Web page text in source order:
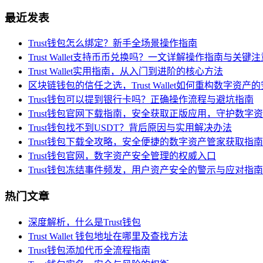
最近发表
Trust钱包怎么绑定？新手全场景操作指南
Trust Wallet支持币币兑换吗？一文详解操作指南与关键注
Trust Wallet实用指南，从入门到进阶的核心方法
区块链钱包的信任之选，Trust Wallet如何重构数字资产
Trust钱包可以提到银行卡吗？正确操作流程与避坑指南
Trust钱包官网下载指南，安全获取正版应用，守护数字
Trust钱包找不到USDT？背后原因与实用解决办法
Trust钱包下载全攻略，安全便捷的数字资产管家获取指南
Trust钱包官网，数字资产安全管理的权威入口
Trust钱包冻结事件频发，用户资产安全的警示与应对指南
热门文章
深度解析，什么是Trust钱包
Trust Wallet 钱包地址在哪里及查找方法
Trust钱包添加代币全流程指南